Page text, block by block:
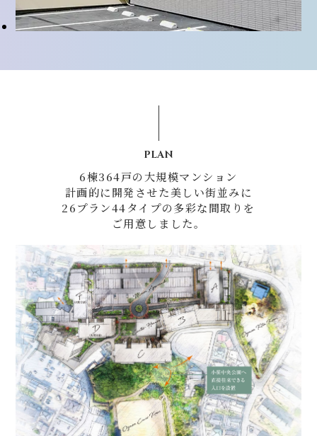
PLAN
6棟364戸の大規模マンション
計画的に開発させた美しい街並みに
26プラン44タイプの多彩な間取りを
ご用意しました。